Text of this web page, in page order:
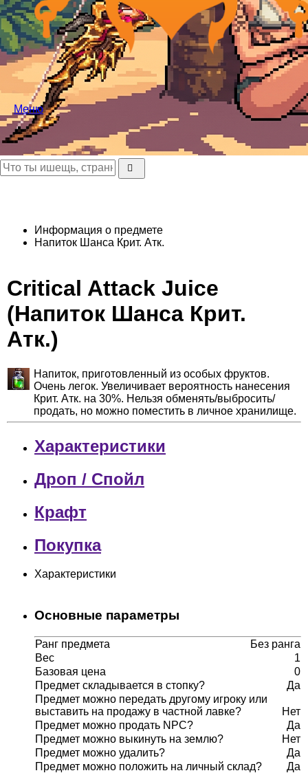
Меню
Информация о предмете
Напиток Шанса Крит. Атк.
Critical Attack Juice
(Напиток Шанса Крит.
Атк.)
Напиток, приготовленный из особых фруктов.
Очень легок. Увеличивает вероятность нанесения
Крит. Атк. на 30%. Нельзя обменять/выбросить/
продать, но можно поместить в личное хранилище.
Характеристики
Дроп / Спойл
Крафт
Покупка
Характеристики
Основные параметры
Ранг предмета
Без ранга
Вес
1
Базовая цена
0
Предмет складывается в стопку?
Да
Предмет можно передать другому игроку или
выставить на продажу в частной лавке?
Нет
Предмет можно продать NPC?
Да
Предмет можно выкинуть на землю?
Нет
Предмет можно удалить?
Да
Предмет можно положить на личный склад?
Да